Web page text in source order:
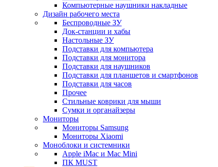
Компьютерные наушники накладные
Дизайн рабочего места
Беспроводные ЗУ
Док-станции и хабы
Настольные ЗУ
Подставки для компьютера
Подставки для монитора
Подставки для наушников
Подставки для планшетов и смартфонов
Подставки для часов
Прочее
Стильные коврики для мыши
Сумки и органайзеры
Мониторы
Мониторы Samsung
Мониторы Xiaomi
Моноблоки и системники
Apple iMac и Mac Mini
ПК MUST